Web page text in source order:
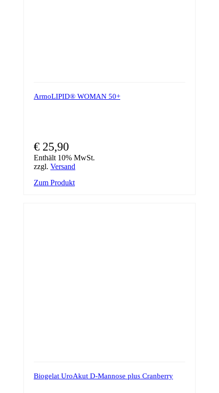
ArmoLIPID® WOMAN 50+
€ 25,90
Enthält 10% MwSt.
zzgl. Versand
Zum Produkt
Biogelat UroAkut D-Mannose plus Cranberry